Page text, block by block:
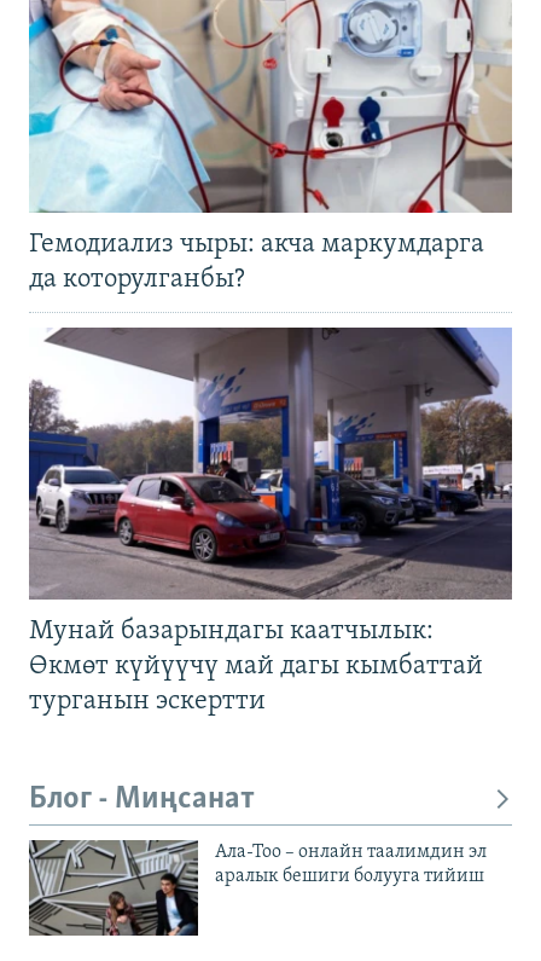
Гемодиализ чыры: акча маркумдарга
да которулганбы?
Мунай базарындагы каатчылык:
Өкмөт күйүүчү май дагы кымбаттай
турганын эскертти
Блог - Миңсанат
Ала-Тоо – онлайн таалимдин эл
аралык бешиги болууга тийиш